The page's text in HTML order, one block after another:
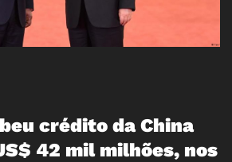
crédito da China
42 mil milhões, nos